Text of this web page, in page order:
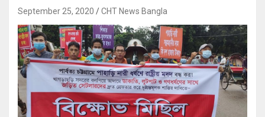
September 25, 2020 CHT News Bangla